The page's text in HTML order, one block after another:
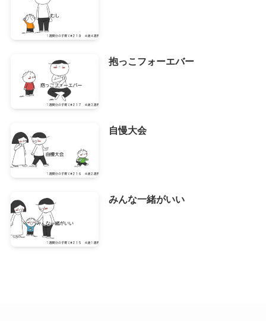
抱っこフォーエバー
自慢大会
みんな一緒がいい